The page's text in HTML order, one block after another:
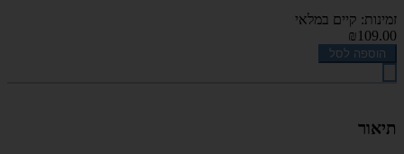
זמינות: קיים במלאי
₪109.00
הוספה לסל
תיאור